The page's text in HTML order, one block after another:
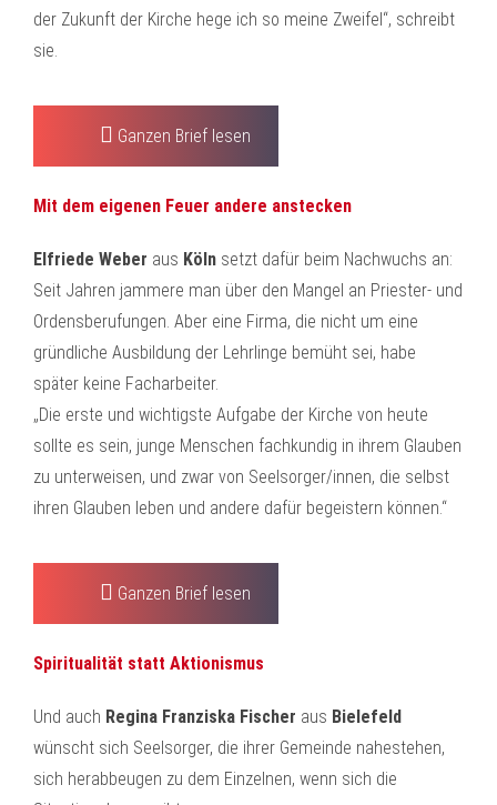
der Zukunft der Kirche hege ich so meine Zweifel“, schreibt
sie.
Ganzen Brief lesen
Mit dem eigenen Feuer andere anstecken
Elfriede Weber aus Köln setzt dafür beim Nachwuchs an:
Seit Jahren jammere man über den Mangel an Priester- und
Ordensberufungen. Aber eine Firma, die nicht um eine
gründliche Ausbildung der Lehrlinge bemüht sei, habe
später keine Facharbeiter.
„Die erste und wichtigste Aufgabe der Kirche von heute
sollte es sein, junge Menschen fachkundig in ihrem Glauben
zu unterweisen, und zwar von Seelsorger/innen, die selbst
ihren Glauben leben und andere dafür begeistern können.“
Ganzen Brief lesen
Spiritualität statt Aktionismus
Und auch Regina Franziska Fischer aus Bielefeld
wünscht sich Seelsorger, die ihrer Gemeinde nahestehen,
sich herabbeugen zu dem Einzelnen, wenn sich die